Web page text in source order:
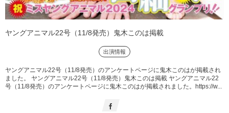
ヤングアニマル22号（11/8発売）鬼木このは掲載
出演情報
ヤングアニマル22号（11/8発売）のアンケートページに鬼木このはが掲載され
ました。 ヤングアニマル22号（11/8発売）鬼木このは掲載 ヤングアニマル22
号（11/8発売）のアンケートページに鬼木このはが掲載されました。https://w...